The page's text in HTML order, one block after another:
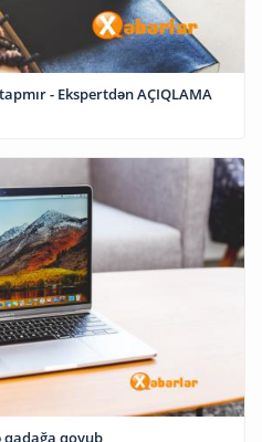
- Ekspertdən AÇIQLAMA
qadağa qoyub